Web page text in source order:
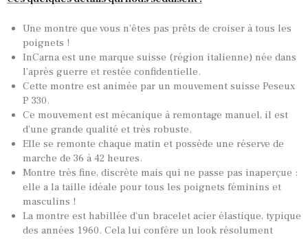
TOUTES NOS VINTAGES
MONTRES PAR HISTOIRES
Une montre que vous n’êtes pas prêts de croiser à tous les
poignets !
InCarna est une marque suisse (région italienne) née dans
l’après guerre et restée confidentielle.
Cette montre est animée par un mouvement suisse Peseux
P 330.
Ce mouvement est mécanique à remontage manuel, il est
d’une grande qualité et très robuste.
Elle se remonte chaque matin et possède une réserve de
marche de 36 à 42 heures.
Montre très fine, discrète mais qui ne passe pas inaperçue :
elle a la taille idéale pour tous les poignets féminins et
masculins !
La montre est habillée d’un bracelet acier élastique, typique
des années 1960. Cela lui confère un look résolument